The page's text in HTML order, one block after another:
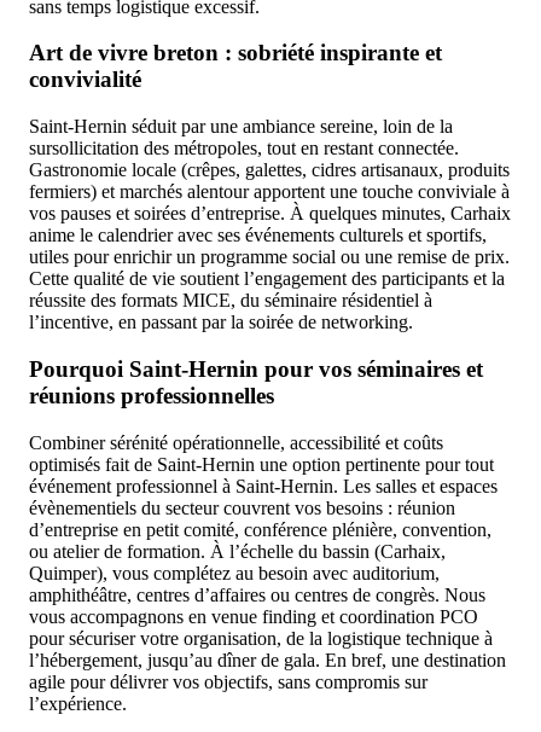
sans temps logistique excessif.
Art de vivre breton : sobriété inspirante et
convivialité
Saint-Hernin séduit par une ambiance sereine, loin de la
sursollicitation des métropoles, tout en restant connectée.
Gastronomie locale (crêpes, galettes, cidres artisanaux, produits
fermiers) et marchés alentour apportent une touche conviviale à
vos pauses et soirées d’entreprise. À quelques minutes, Carhaix
anime le calendrier avec ses événements culturels et sportifs,
utiles pour enrichir un programme social ou une remise de prix.
Cette qualité de vie soutient l’engagement des participants et la
réussite des formats MICE, du séminaire résidentiel à
l’incentive, en passant par la soirée de networking.
Pourquoi Saint-Hernin pour vos séminaires et
réunions professionnelles
Combiner sérénité opérationnelle, accessibilité et coûts
optimisés fait de Saint-Hernin une option pertinente pour tout
événement professionnel à Saint-Hernin. Les salles et espaces
évènementiels du secteur couvrent vos besoins : réunion
d’entreprise en petit comité, conférence plénière, convention,
ou atelier de formation. À l’échelle du bassin (Carhaix,
Quimper), vous complétez au besoin avec auditorium,
amphithéâtre, centres d’affaires ou centres de congrès. Nous
vous accompagnons en venue finding et coordination PCO
pour sécuriser votre organisation, de la logistique technique à
l’hébergement, jusqu’au dîner de gala. En bref, une destination
agile pour délivrer vos objectifs, sans compromis sur
l’expérience.